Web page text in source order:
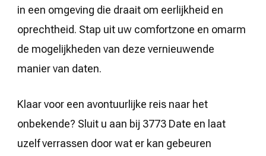
in een omgeving die draait om eerlijkheid en
oprechtheid. Stap uit uw comfortzone en omarm
de mogelijkheden van deze vernieuwende
manier van daten.
Klaar voor een avontuurlijke reis naar het
onbekende? Sluit u aan bij 3773 Date en laat
uzelf verrassen door wat er kan gebeuren